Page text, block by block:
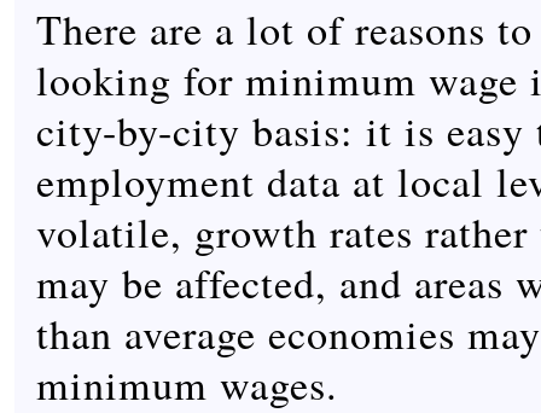
There are a lot of reasons
looking for minimum wage
city-by-city basis: it is
employment data at local
volatile, growth rates rather
may be affected, and areas
than average economies
minimum wages.